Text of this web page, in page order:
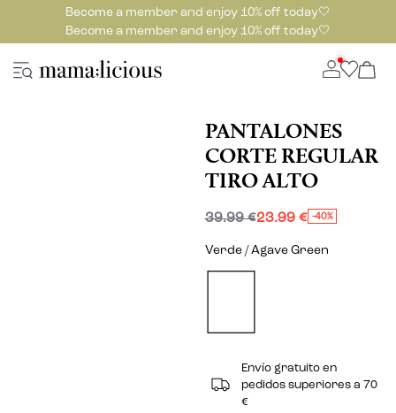
Become a member and enjoy 10% off today🤍
Become a member and enjoy 10% off today🤍
PANTALONES
CORTE REGULAR
TIRO ALTO
39.99 €23.99 € -40%
Verde / Agave Green
Envío gratuito en
pedidos superiores a 70
€